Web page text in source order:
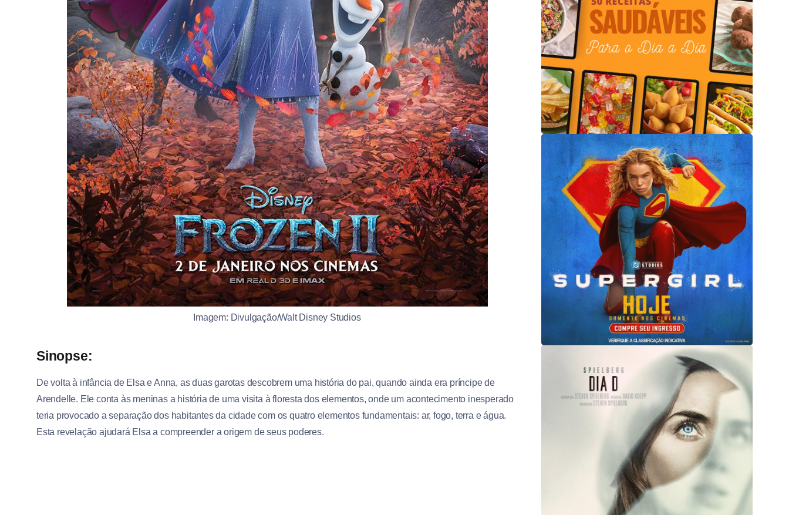
Imagem: Divulgação/Walt Disney Studios
Sinopse:
De volta à infância de Elsa e Anna, as duas garotas descobrem uma história do pai, quando ainda era príncipe de
Arendelle. Ele conta às meninas a história de uma visita à floresta dos elementos, onde um acontecimento inesperado
teria provocado a separação dos habitantes da cidade com os quatro elementos fundamentais: ar, fogo, terra e água.
Esta revelação ajudará Elsa a compreender a origem de seus poderes.